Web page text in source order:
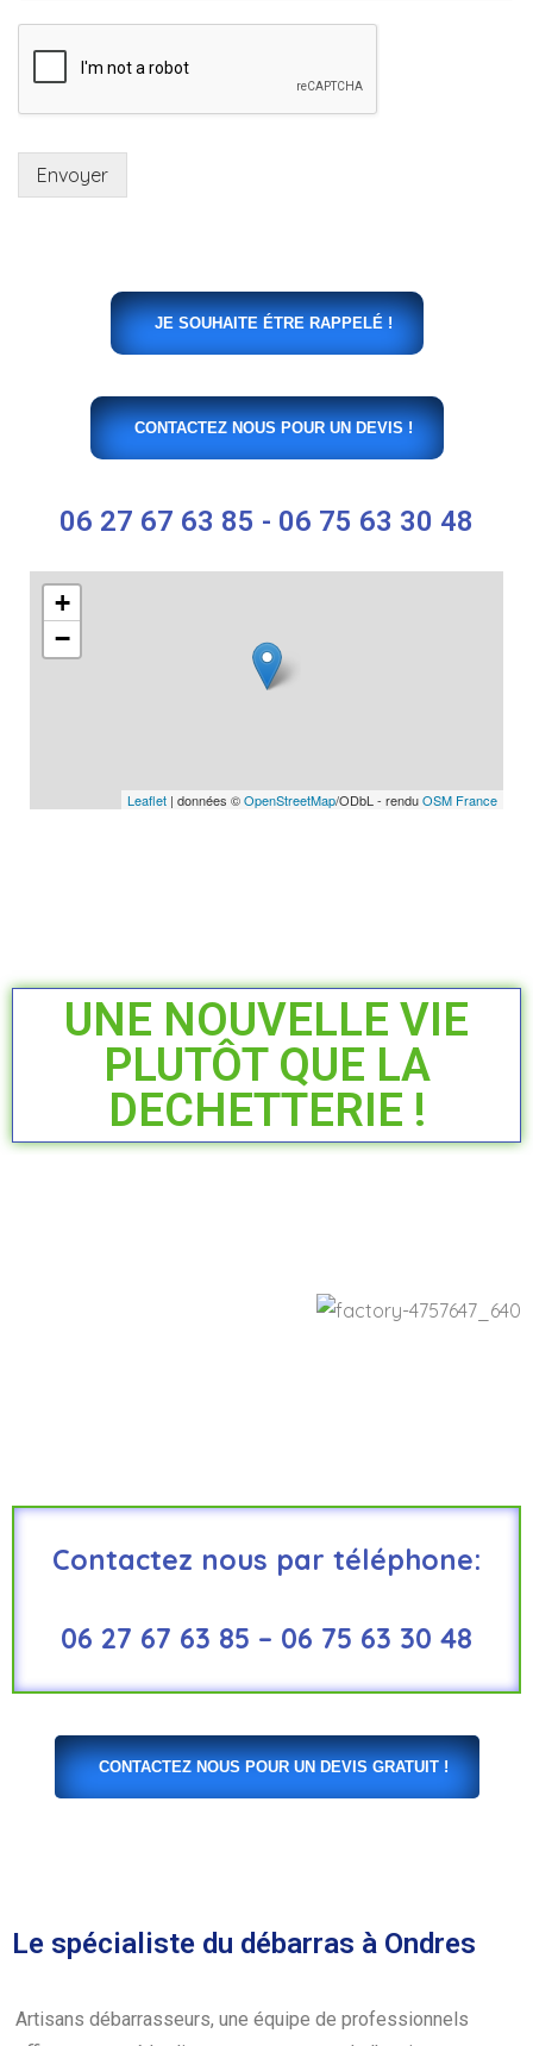
Envoyer
JE SOUHAITE ÉTRE RAPPELÉ !
CONTACTEZ NOUS POUR UN DEVIS !
06 27 67 63 85 - 06 75 63 30 48
+
−
Leaflet | données ©OpenStreetMap/ODbL - renduOSM France
UNE NOUVELLE VIE
PLUTÔT QUE LA
DECHETTERIE !
Contactez nous par téléphone:
06 27 67 63 85 – 06 75 63 30 48
CONTACTEZ NOUS POUR UN DEVIS GRATUIT !
Le spécialiste du débarras à Ondres
Artisans débarrasseurs, une équipe de professionnels